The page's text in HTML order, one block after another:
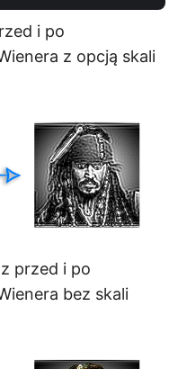
i po
z opcją skali
przed i po
bez skali